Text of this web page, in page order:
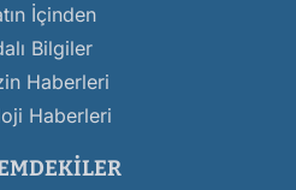
İçinden
Bilgiler
Haberleri
Haberleri